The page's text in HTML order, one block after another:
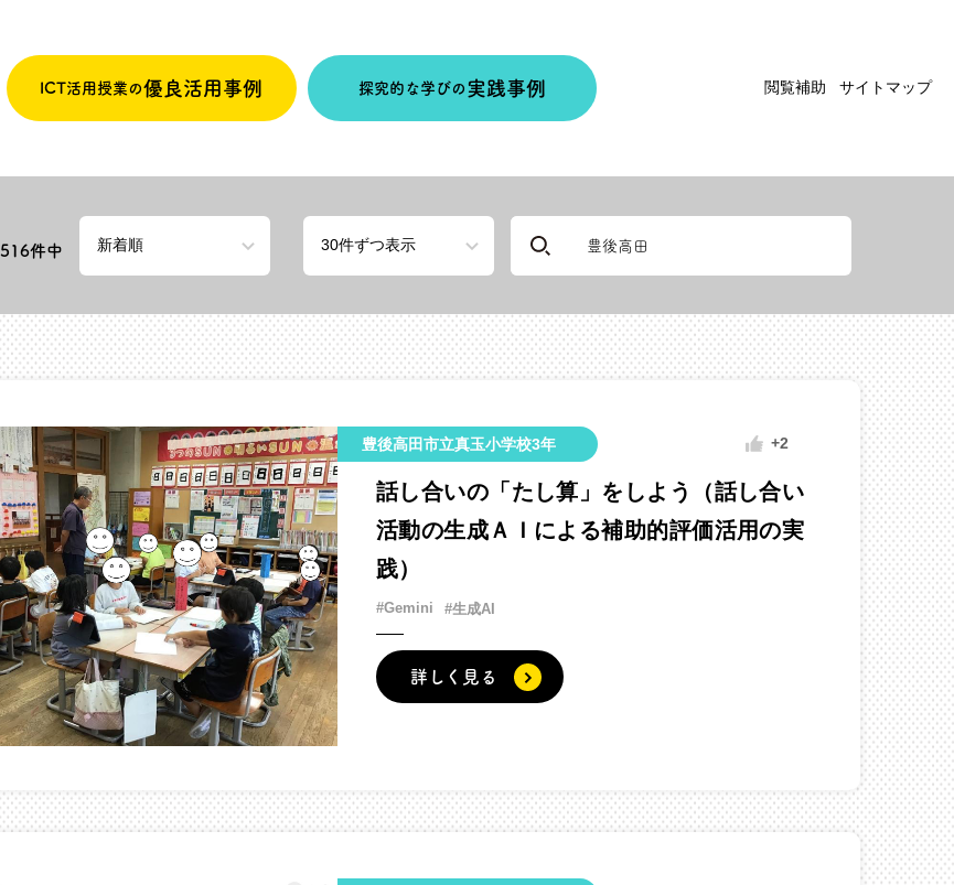
ICT活用授業の優良活用事例 探究的な学びの 実践事例 閲覧補助 サイトマップ
516件中
豊後高田市立真玉小学校3年 +2
話し合いの「たし算」をしよう（話し合い
活動の生成ＡＩによる補助的評価活用の実
践）
#Gemini #生成AI
詳しく見る